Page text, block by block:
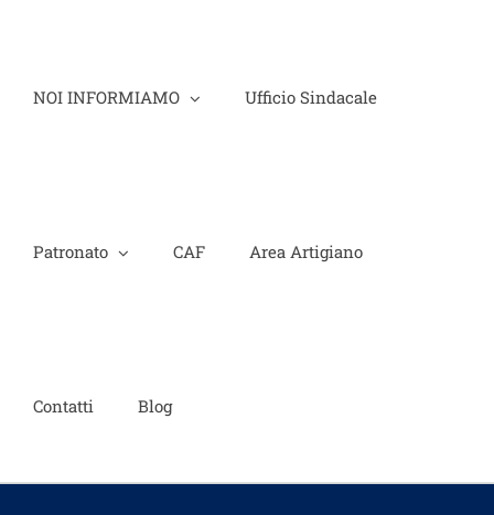
NOI INFORMIAMO Ufficio Sindacale
Patronato CAF Area Artigiano
Contatti Blog